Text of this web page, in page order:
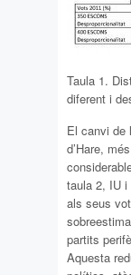
Taula 1.
diferent i
El canvi de
d’Hare,
taula 2, IU i
als seus
partits
Aquesta